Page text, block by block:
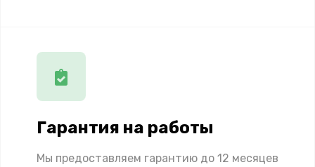
Гарантия на работы
Мы предоставляем гарантию до 12 месяцев